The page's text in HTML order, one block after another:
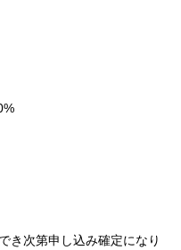
き次第申し込み確定になり